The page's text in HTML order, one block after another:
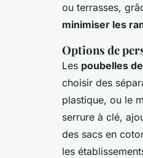
ou terrasses,
minimiser les
Options de
Les poubelles
choisir des
plastique, ou le
serrure à clé,
des sacs en
les